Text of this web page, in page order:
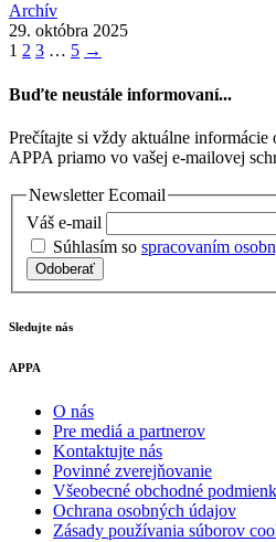
Archív
29. októbra 2025
1 2 3 … 5 →
Buďte neustále informovaní...
Prečítajte si vždy aktuálne informácie
APPA priamo vo vašej e-mailovej
Newsletter Ecomail
Váš e-mail
Súhlasím so spracovaním
Odoberať
Sledujte nás
APPA
O nás
Pre mediá a partnerov
Kontaktujte nás
Povinné zverejňovanie
Všeobecné obchodné
Ochrana osobných údajov
Zásady používania súborov